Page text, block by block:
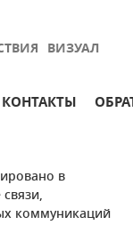
ВИЗУАЛ
КОНТАКТЫ
в
коммуникаций